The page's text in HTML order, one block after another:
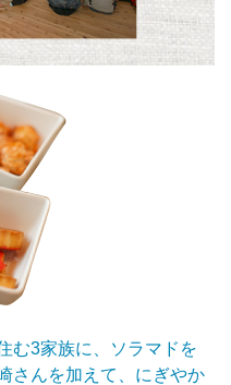
む3家族に、ソラマドを
さんを加えて、にぎやか